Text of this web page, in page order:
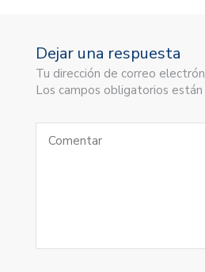
Dejar una respuesta
Tu dirección de correo
Los campos obligatorios